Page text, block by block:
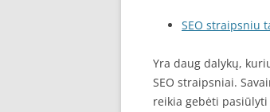
SEO straipsniu
Yra daug dalykų,
SEO straipsniai.
reikia gebėti